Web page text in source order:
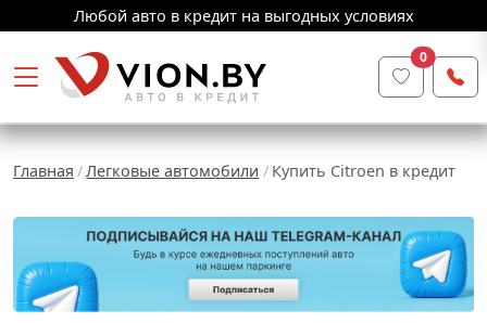
Любой авто в кредит на выгодных условиях
0
Главная Легковые автомобили Купить Citroen в кредит